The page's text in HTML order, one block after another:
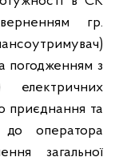
гр.
погодженням з
електричних
приєднання та
до оператора
загальної